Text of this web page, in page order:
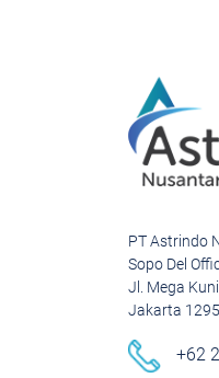
PT Astrindo
Sopo Del
Jl. Mega
Jakarta
+62